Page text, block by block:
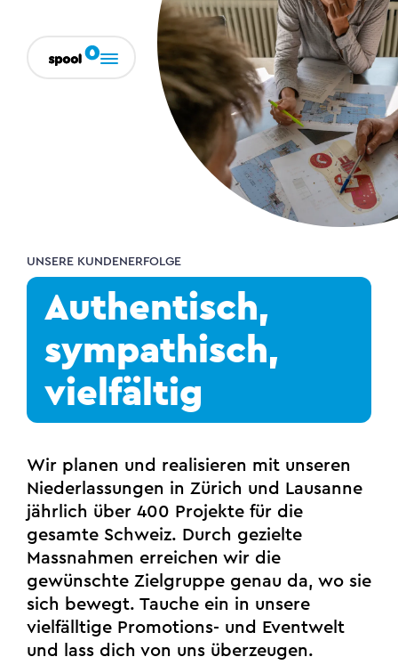
UNSERE KUNDENERFOLGE
Authentisch,
sympathisch,
vielfältig
Wir planen und realisieren mit unseren
Niederlassungen in Zürich und Lausanne
jährlich über 400 Projekte für die
gesamte Schweiz. Durch gezielte
Massnahmen erreichen wir die
gewünschte Zielgruppe genau da, wo sie
sich bewegt. Tauche ein in unsere
vielfälltige Promotions- und Eventwelt
und lass dich von uns überzeugen.